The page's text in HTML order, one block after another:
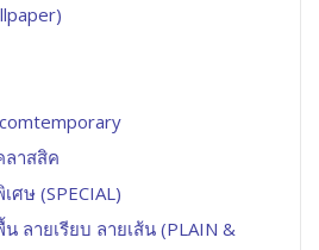
ลาสสิค
ศษ (SPECIAL)
ลายเรียบ ลายเส้น (PLAIN &